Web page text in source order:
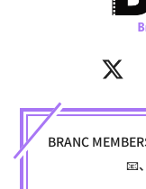
BRANC
📧